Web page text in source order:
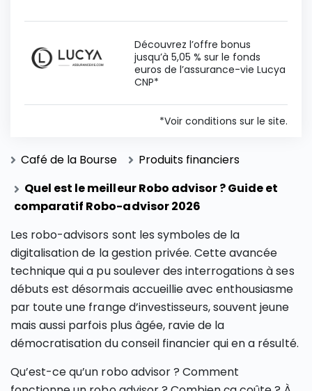
Découvrez l’offre bonus
jusqu’à 5,05 % sur le fonds
euros de l’assurance-vie Lucya
CNP*
*Voir conditions sur le site.
Café de la Bourse
Produits financiers
Quel est le meilleur Robo advisor ? Guide et
comparatif Robo-advisor 2026
Les robo-advisors sont les symboles de la
digitalisation de la gestion privée. Cette avancée
technique qui a pu soulever des interrogations à ses
débuts est désormais accueillie avec enthousiasme
par toute une frange d’investisseurs, souvent jeune
mais aussi parfois plus âgée, ravie de la
démocratisation du conseil financier qui en a résulté.
Qu’est-ce qu’un robo advisor ? Comment